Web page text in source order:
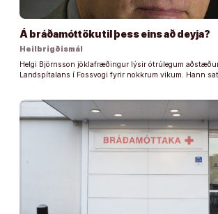
Á bráðamóttöku til þess eins að deyja?
Heilbrigðismál
Helgi Björnsson jöklafræðingur lýsir ótrúlegum
Landspítalans í Fossvogi fyrir nokkrum vikum. Hann